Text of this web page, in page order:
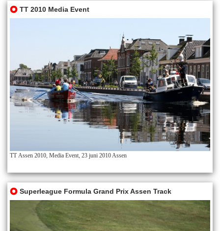
TT 2010 Media Event
TT Assen 2010, Media Event, 23 juni 2010 Assen
Superleague Formula Grand Prix Assen Track